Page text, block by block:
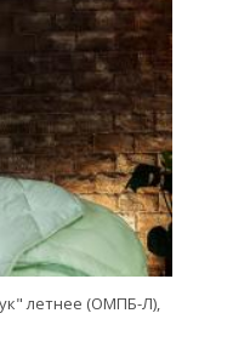
летнее (ОМПБ-Л),